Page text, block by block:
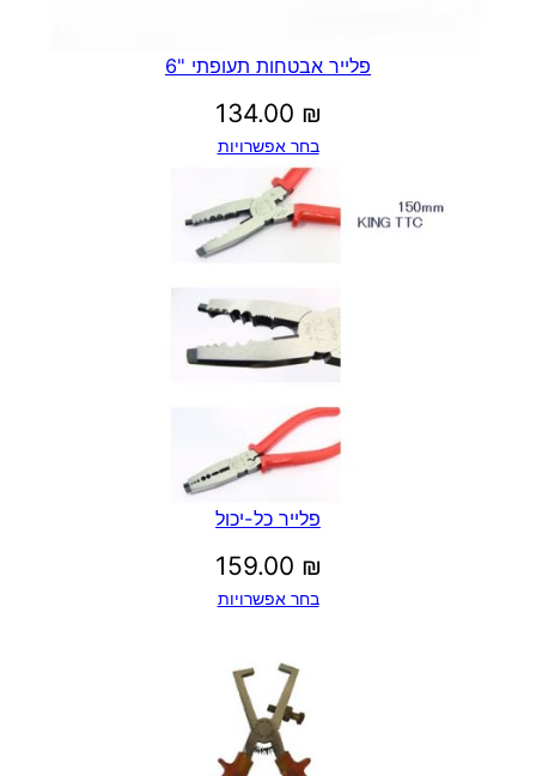
פלייר אבטחות תעופתי "6
134.00 ₪
בחר אפשרויות
פלייר כל-יכול
159.00 ₪
בחר אפשרויות